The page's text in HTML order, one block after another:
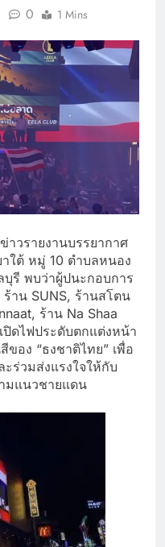
0 1 Mins
าวรายงานบรรยากาศ
ใต้ หมู่ 10 ตำบลหนอง
บุรี พบว่าผู้ปนะกอบการ
าน SUNS, ร้านสโตน
ร้าน Na Shaa
ปิดไฟประดับตกแต่งหน้า
ของ “ธงชาติไทย” เพื่อ
ร่วมส่งแรงใจให้กับ
มแนวชายแดน